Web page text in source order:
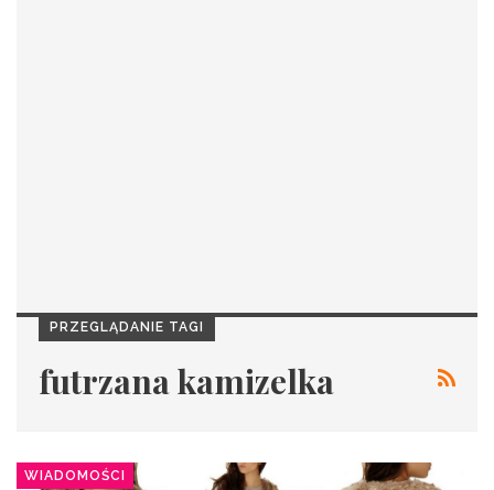
PRZEGLĄDANIE TAGI
futrzana kamizelka
WIADOMOŚCI